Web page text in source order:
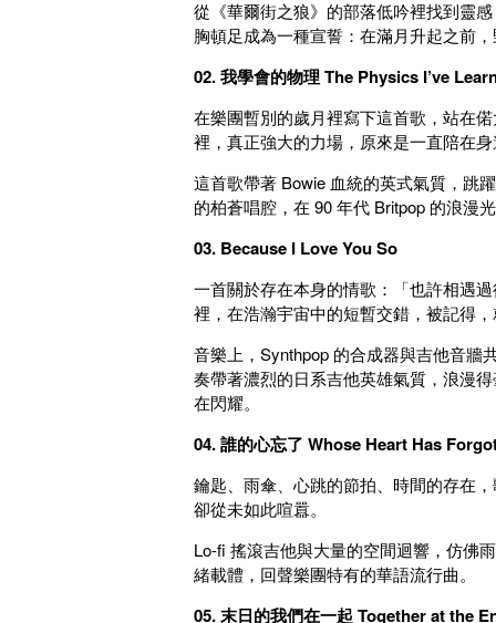
從《華爾街之狼》的部落低吟裡找到靈
胸頓足成為一種宣誓：在滿月升起之前
02. 我學會的物理 The Physics I’ve
在樂團暫別的歲月裡寫下這首歌，站在
裡，真正強大的力場，原來是一直陪在
這首歌帶著 Bowie 血統的英式氣質，跳
的柏蒼唱腔，在 90 年代 Britpop 的浪漫
03. Because I Love You So
一首關於存在本身的情歌：「也許相遇
裡，在浩瀚宇宙中的短暫交錯，被記得
音樂上，Synthpop 的合成器與吉他音牆
奏帶著濃烈的日系吉他英雄氣質，浪漫
在閃耀。
04. 誰的心忘了 Whose Heart Has
鑰匙、雨傘、心跳的節拍、時間的存在
卻從未如此喧囂。
Lo-fi 搖滾吉他與大量的空間迴響，仿佛
緒載體，回聲樂團特有的華語流行曲。
05. 末日的我們在一起 Together at the